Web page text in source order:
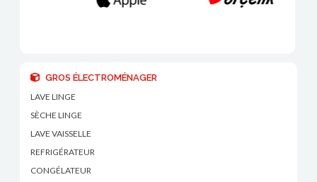
GROS ÉLECTROMÉNAGER
LAVE LINGE
SÈCHE LINGE
LAVE VAISSELLE
REFRIGÉRATEUR
CONGÉLATEUR